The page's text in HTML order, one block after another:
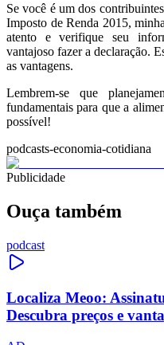
Se você é um dos
Imposto de Renda 2015,
atento e verifique seu
vantajoso fazer a declaração.
as vantagens.
Lembrem-se que
fundamentais para que a
possível!
podcasts-economia-cotidiana
Publicidade
Ouça também
podcast
Localiza Meoo:
Descubra preços e